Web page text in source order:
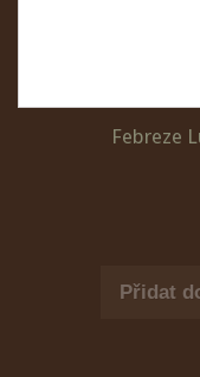
Febreze
Přidat